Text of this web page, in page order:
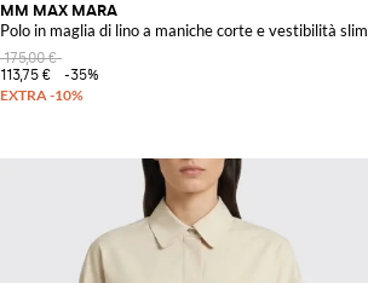
MM MAX MARA
Polo in maglia di lino a maniche corte e vestibilità slim
175,00 €
113,75 €
-35%